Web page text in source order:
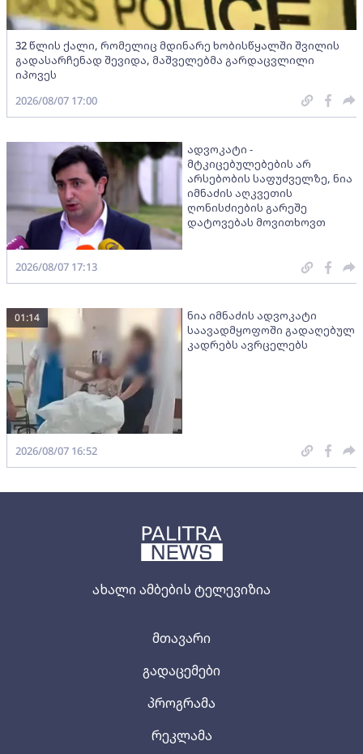
ახალი ამბების ტელევიზია
მთავარი
გადაცემები
პროგრამა
რეკლამა
32 წლის ქალი, რომელიც მდინარე ხობისწყალში შვილის
გადასარჩენად შევიდა, მაშველებმა გარდაცვლილი
იპოვეს
2026/08/07 17:00
ადვოკატი -
მტკიცებულებების არ
არსებობის საფუძველზე, ნია
იმნაძის აღკვეთის
ღონისძიების გარეშე
დატოვებას მოვითხოვთ
2026/08/07 17:13
ნია იმნაძის ადვოკატი
საავადმყოფოში გადაღებულ
კადრებს ავრცელებს
01:14
2026/08/07 16:52